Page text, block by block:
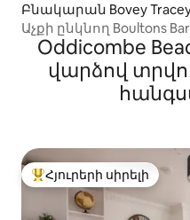
Բնակարան Bovey
Աչքի ընկնող Boultons
տարբերակով
Oddicombe
վարձով
Հյուրերի սիրելի
Հյուրերի սիրելի